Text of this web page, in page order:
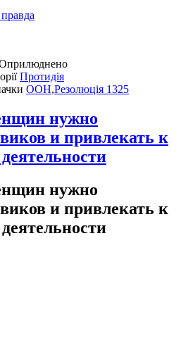
Протидія
ООН,Резолюція 1325
нужно
и привлекать к
нужно
и привлекать к